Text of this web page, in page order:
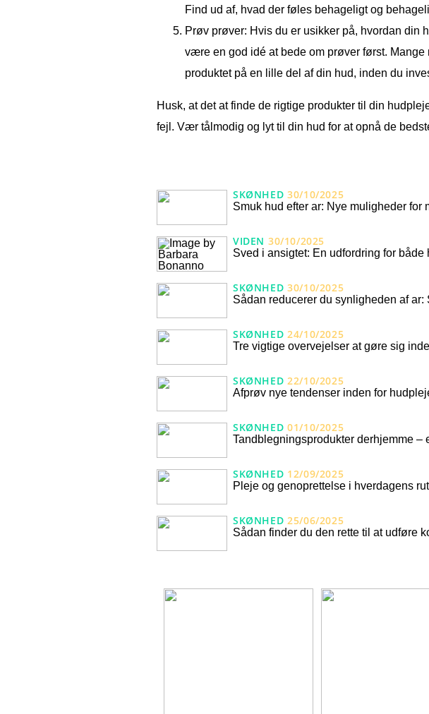
Find ud af, hvad der føles behageligt og
Prøv prøver: Hvis du er usikker på, hvordan din
være en god idé at bede om prøver først.
produktet på en lille del af din hud, inden du
Husk, at det at finde de rigtige produkter til din
fejl. Vær tålmodig og lyt til din hud for at opnå de
SKØNHED 30/10/2025
Smuk hud efter ar: Nye muligheder for
VIDEN 30/10/2025
Sved i ansigtet: En udfordring for både
SKØNHED 30/10/2025
Sådan reducerer du synligheden af
SKØNHED 24/10/2025
Tre vigtige overvejelser at gøre sig
SKØNHED 22/10/2025
Afprøv nye tendenser inden for
SKØNHED 01/10/2025
Tandblegningsprodukter derhjemme –
SKØNHED 12/09/2025
Pleje og genoprettelse i hverdagens
SKØNHED 25/06/2025
Sådan finder du den rette til at udføre